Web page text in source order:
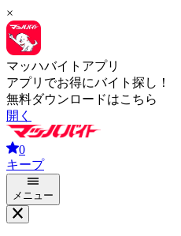
×
マッハバイトアプリ
アプリでお得にバイト探し！
無料ダウンロードはこちら
開く
0
キープ
メニュー